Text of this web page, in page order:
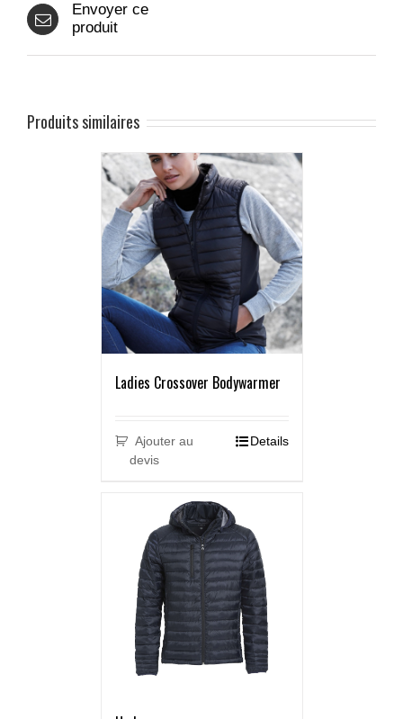
Envoyer ce
produit
Produits similaires
Ladies Crossover Bodywarmer
Ajouter au
devis
Details